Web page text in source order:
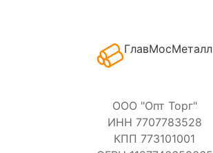
ГлавМосМеталл
ООО "Опт Торг"
ИНН 7707783528
КПП 773101001